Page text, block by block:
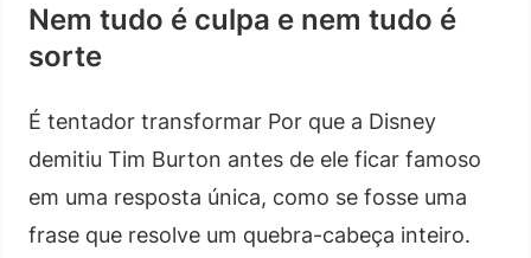
Nem tudo é culpa e nem tudo é
sorte
É tentador transformar Por que a Disney
demitiu Tim Burton antes de ele ficar famoso
em uma resposta única, como se fosse uma
frase que resolve um quebra-cabeça inteiro.